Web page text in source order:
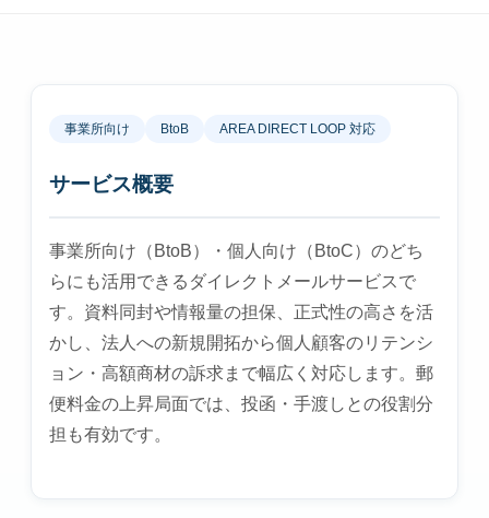
事業所向け BtoB AREA DIRECT LOOP 対応
サービス概要
事業所向け（BtoB）・個人向け（BtoC）のどち
らにも活用できるダイレクトメールサービスで
す。資料同封や情報量の担保、正式性の高さを活
かし、法人への新規開拓から個人顧客のリテンシ
ョン・高額商材の訴求まで幅広く対応します。郵
便料金の上昇局面では、投函・手渡しとの役割分
担も有効です。